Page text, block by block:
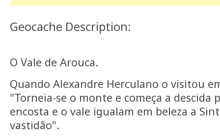
Geocache Description:
O Vale de Arouca.
Quando Alexandre Herculano o visitou
"Torneia-se o monte e começa a descida
encosta e o vale igualam em beleza a
vastidão".